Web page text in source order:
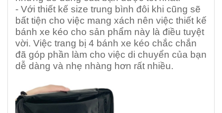
- Với thiết kế size trung bình đôi khi cũng sẽ
bất tiện cho việc mang xách nên việc thiết kế
bánh xe kéo cho sản phẩm này là điều tuyệt
vời. Việc trang bị 4 bánh xe kéo chắc chắn
đã góp phần làm cho việc di chuyển của bạn
dễ dàng và nhẹ nhàng hơn rất nhiều.